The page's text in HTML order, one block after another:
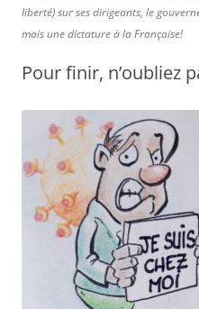
liberté) sur ses dirigeants, le
mais une dictature à la Française!
Pour finir, n’oubliez